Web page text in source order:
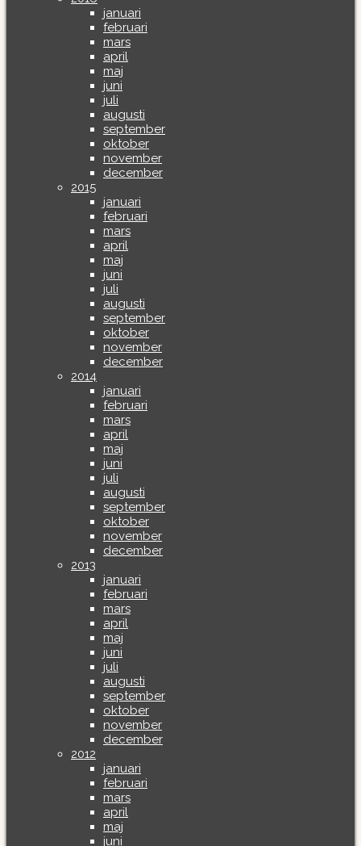
januari
februari
mars
april
maj
juni
juli
augusti
september
oktober
november
december
2015
januari
februari
mars
april
maj
juni
juli
augusti
september
oktober
november
december
2014
januari
februari
mars
april
maj
juni
juli
augusti
september
oktober
november
december
2013
januari
februari
mars
april
maj
juni
juli
augusti
september
oktober
november
december
2012
januari
februari
mars
april
maj
juni